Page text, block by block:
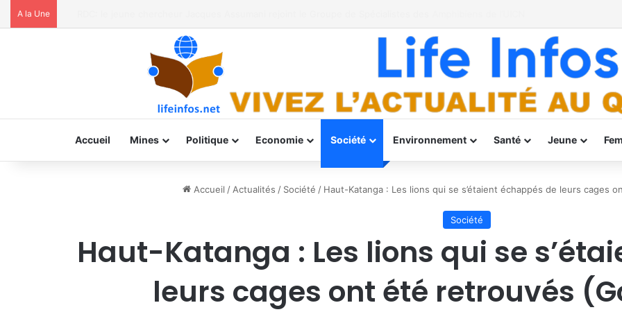
A la Une
Accueil Mines Politique Economie Société Environnement Santé Jeune
Accueil / Actualités / Société / Haut-Katanga : Les lions qui se s’étaient échappés de leurs cages
Société
Haut-Katanga : Les lions qui se
leurs cages ont été retrouvés